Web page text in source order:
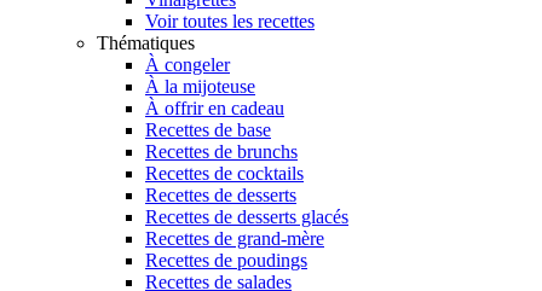
Voir toutes les recettes
Thématiques
À congeler
À la mijoteuse
À offrir en cadeau
Recettes de base
Recettes de brunchs
Recettes de cocktails
Recettes de desserts
Recettes de desserts glacés
Recettes de grand-mère
Recettes de poudings
Recettes de salades